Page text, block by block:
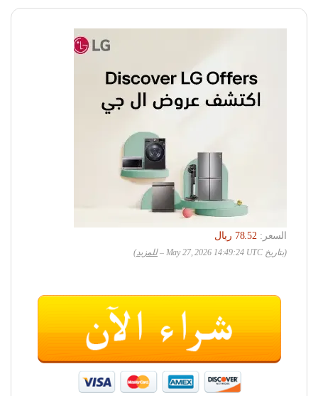
السعر:
‏78.52 ريال
(بتاريخ May 27, 2026 14:49:24 UTC – للمزيد)